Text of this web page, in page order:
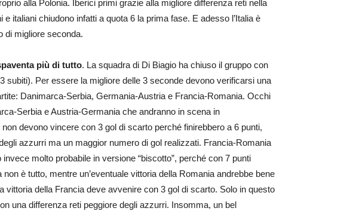
alla Polonia. Iberici primi grazie alla migliore differenza reti nella
italiani chiudono infatti a quota 6 la prima fase. E adesso l’Italia è
di migliore seconda.
più di tutto. La squadra di Di Biagio ha chiuso il gruppo con
subiti). Per essere la migliore delle 3 seconde devono verificarsi una
Danimarca-Serbia, Germania-Austria e Francia-Romania. Occhi
Serbia e Austria-Germania che andranno in scena in
devono vincere con 3 gol di scarto perché finirebbero a 6 punti,
azzurri ma un maggior numero di gol realizzati. Francia-Romania
molto probabile in versione “biscotto”, perché con 7 punti
è tutto, mentre un’eventuale vittoria della Romania andrebbe bene
vittoria della Francia deve avvenire con 3 gol di scarto. Solo in questo
una differenza reti peggiore degli azzurri. Insomma, un bel